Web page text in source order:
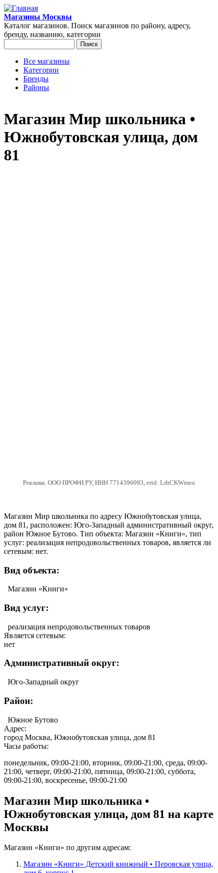
Перейти к основному содержанию
Магазины Москвы
Каталог магазинов. Поиск магазинов по району, адресу,
бренду, названию, категории
Главное меню
Все магазины
Категории
Бренды
Районы
Магазин Мир школьника •
Южнобутовская улица, дом
81
Реклама. ООО ПРОФИ.РУ, ИНН 7714396093, erid: LdtCKWmeo
Магазин Мир школьника по адресу Южнобутовская улица,
дом 81, расположен: Юго-Западный административный округ,
район Южное Бутово. Тип объекта: Магазин «Книги», тип
услуг: реализация непродовольственных товаров, является ли
сетевым: нет.
Вид объекта:
Магазин «Книги»
Вид услуг:
реализация непродовольственных товаров
Является сетевым:
нет
Административный округ:
Юго-Западный округ
Район:
Южное Бутово
Адрес:
город Москва, Южнобутовская улица, дом 81
Часы работы:
понедельник, 09:00-21:00, вторник, 09:00-21:00, среда, 09:00-
21:00, четверг, 09:00-21:00, пятница, 09:00-21:00, суббота,
09:00-21:00, воскресенье, 09:00-21:00
Магазин Мир школьника •
Южнобутовская улица, дом 81 на карте
Москвы
Магазин «Книги» по другим адресам:
Магазин «Книги» Детский книжный • Перовская улица,